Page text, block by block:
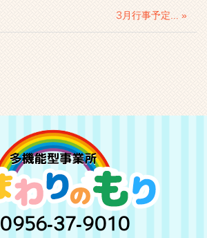
3月行事予定... »
0956-37-9010